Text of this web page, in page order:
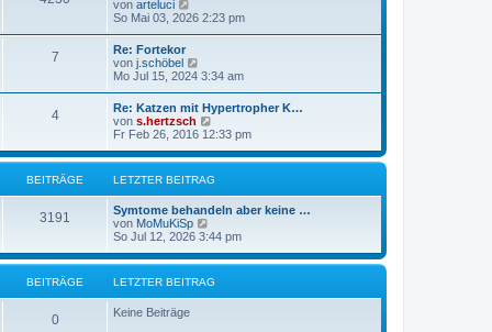
e
i
a
von arteluci
e
s
t
e
r
B
e
i
t
r
a
g
So Mai 03, 2026 2:23 pm
7
Re: Fortekor
von j.schöbel
e
e
s
t
e
r
B
e
i
t
r
a
Mo Jul 15, 2024 3:34 am
4
Re: Katzen mit Hypertropher K…
von s.hertzsch
e
e
t
e
r
e
i
t
r
Fr Feb 26, 2016 12:33 pm
BEITRÄGE LETZTER BEITRAG
3191
Symtome behandeln aber keine …
von MoMuKiSp
e
e
t
e
So Jul 12, 2026 3:44 pm
BEITRÄGE LETZTER BEITRAG
0 Keine Beiträge